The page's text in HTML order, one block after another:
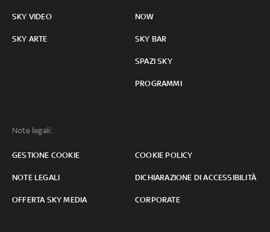
SKY VIDEO
SKY ARTE
NOW
SKY BAR
SPAZI SKY
PROGRAMMI
Note legali:
GESTIONE COOKIE COOKIE POLICY
NOTE LEGALI DICHIARAZIONE DI ACCESSIBILITÀ
OFFERTA SKY MEDIA CORPORATE